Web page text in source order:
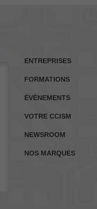
ENTREPRISES
FORMATIONS
ÉVÈNEMENTS
VOTRE CCISM
NEWSROOM
NOS MARQUES